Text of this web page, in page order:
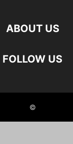
ABOUT US
FOLLOW US
©